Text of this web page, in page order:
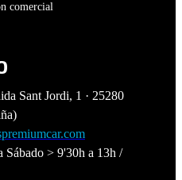
comercial
Sant Jordi, 1 · 25280
> 9'30h a 13h /